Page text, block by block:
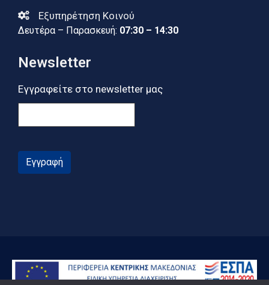
Εξυπηρέτηση Κοινού
Δευτέρα – Παρασκευή: 07:30 – 14:30
Newsletter
Εγγραφείτε στο newsletter μας
Εγγραφή